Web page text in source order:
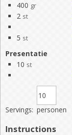
400 gr
2 st
5 st
Presentatie
10 st
Servings: personen
Instructions